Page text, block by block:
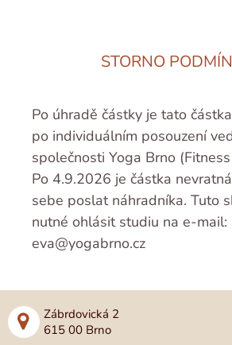
STORNO
Po úhradě částky je tato
po individuálním posouzení
společnosti Yoga Brno
Po 4.9.2026 je částka
sebe poslat náhradníka. Tuto
nutné ohlásit studiu na e-mail:
eva@yogabrno.cz
Zábrdovická 2
615 00 Brno